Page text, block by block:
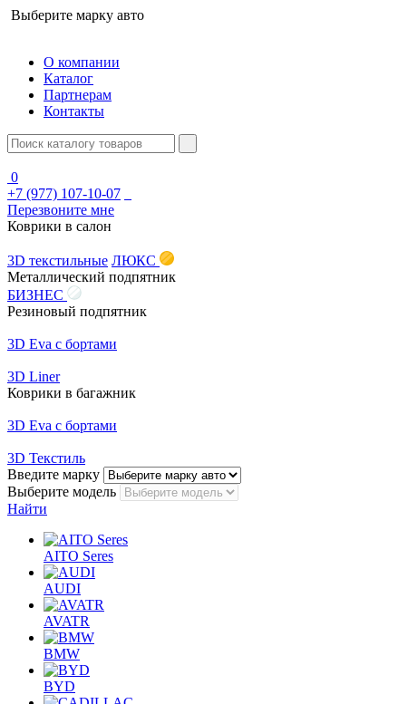
Выберите марку авто
О компании
Каталог
Партнерам
Контакты
0
+7 (977) 107-10-07
Перезвоните мне
Коврики в салон
3D текстильные ЛЮКС
Металлический подпятник
БИЗНЕС
Резиновый подпятник
3D Eva с бортами
3D Liner
Коврики в багажник
3D Eva с бортами
3D Текстиль
Введите марку
Выберите модель
Найти
AITO Seres
AUDI
AVATR
BMW
BYD